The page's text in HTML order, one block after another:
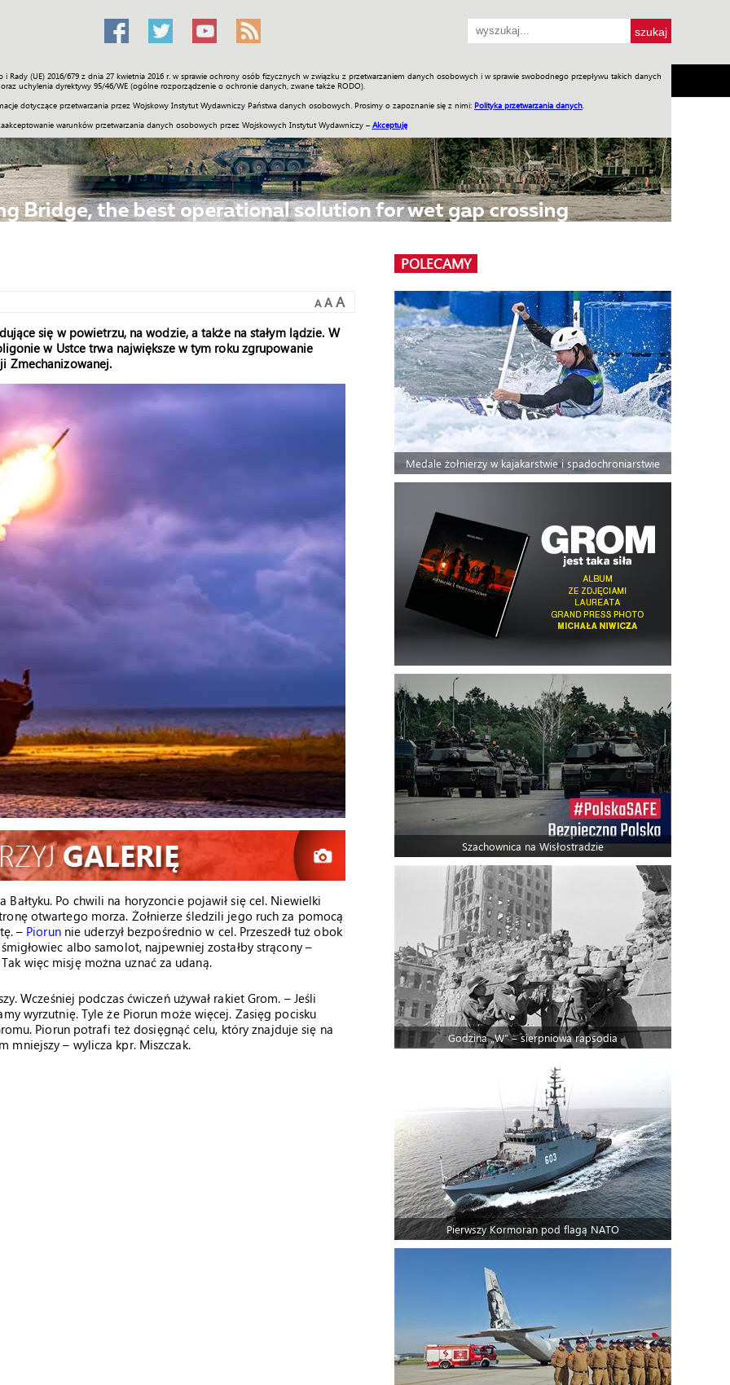
Rady (UE) 2016/679 z dnia 27 kwietnia 2016 r. w sprawie ochrony osób fizycznych w związku z przetwarzaniem danych osobowych i w sprawie swobodnego przepływu takich danych
oraz uchylenia dyrektywy 95/46/WE (ogólne rozporządzenie o ochronie danych, zwane także RODO).
dotyczące przetwarzania przez Wojskowy Instytut Wydawniczy Państwa danych osobowych. Prosimy o zapoznanie się z nimi: Polityka przetwarzania danych
warunków przetwarzania danych osobowych przez Wojskowych Instytut Wydawniczy – Akceptuję
Świat Społeczność Sport Historia Galerie Wideo ENGLISH SKLEP Jednodniówki Praca w WIW
A A A
się w powietrzu, na wodzie, a także na stałym lądzie. W
w Ustce trwa największe w tym roku zgrupowanie
Zmechanizowanej.
Po chwili na horyzoncie pojawił się cel. Niewielki
otwartego morza. Żołnierze śledzili jego ruch za pomocą
– Piorunnie uderzył bezpośrednio w cel. Przeszedł tuż obok
albo samolot, najpewniej zostałby strącony –
więc misję można uznać za udaną.
Wcześniej podczas ćwiczeń używał rakiet Grom. – Jeśli
wyrzutnię. Tyle że Piorun może więcej. Zasięg pocisku
Piorun potrafi też dosięgnąć celu, który znajduje się na
mniejszy – wylicza kpr. Miszczak.
POLECAMY
Medale żołnierzy w kajakarstwie i spadochroniarstwie
Szachownica na Wisłostradzie
Godzina „W” – sierpniowa rapsodia
Pierwszy Kormoran pod flagą NATO